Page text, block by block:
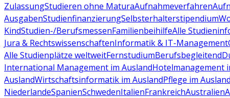
ZulassungStudieren ohne MaturaAufnahmeverfahren
AusgabenStudienfinanzierungSelbsterhalterstipendium
KindStudien-/BerufsmessenFamilienbeihilfeAlle
Jura & RechtswissenschaftenInformatik & IT-Management
Alle Studienplätze weltweitFernstudiumBerufsbegleitend
International Management im AuslandHotelmanagement
AuslandWirtschaftsinformatik im AuslandPflege im Ausland
NiederlandeSpanienSchwedenItalienFrankreichAustralien